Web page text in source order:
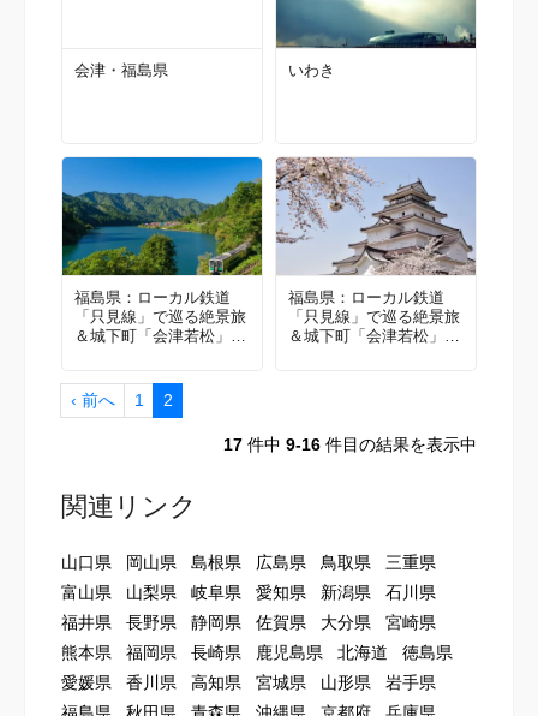
会津・福島県 いわき
福島県：ローカル鉄道
「只見線」で巡る絶景旅
＆城下町「会津若松」で
福島県：ローカル鉄道
「只見線」で巡る絶景旅
＆城下町「会津若松」で
‹ 前へ 1 2
17 件中 9-16 件目の結果を表示中
関連リンク
山口県 岡山県 島根県 広島県 鳥取県
三重県
富山県
山梨県 岐阜県 愛知県 新潟県
石川県
福井県
長野県 静岡県 佐賀県 大分県
宮崎県
熊本県
福岡県 長崎県 鹿児島県 北海道
徳島県
愛媛県
香川県 高知県 宮城県 山形県
岩手県